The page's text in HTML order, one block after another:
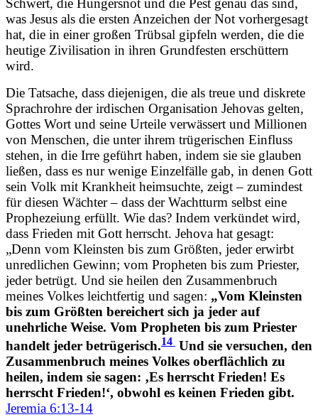
Schwert, die Hungersnot und die Pest genau das sind,
was Jesus als die ersten Anzeichen der Not vorhergesagt
hat, die in einer großen Trübsal gipfeln werden, die die
heutige Zivilisation in ihren Grundfesten erschüttern
wird.
Die Tatsache, dass diejenigen, die als treue und diskrete
Sprachrohre der irdischen Organisation Jehovas gelten,
Gottes Wort und seine Urteile verwässert und Millionen
von Menschen, die unter ihrem trügerischen Einfluss
stehen, in die Irre geführt haben, indem sie sie glauben
ließen, dass es nur wenige Einzelfälle gab, in denen Gott
sein Volk mit Krankheit heimsuchte, zeigt – zumindest
für diesen Wächter – dass der Wachtturm selbst eine
Prophezeiung erfüllt. Wie das? Indem verkündet wird,
dass Frieden mit Gott herrscht. Jehova hat gesagt:
„Denn vom Kleinsten bis zum Größten, jeder erwirbt
unredlichen Gewinn; vom Propheten bis zum Priester,
jeder betrügt. Und sie heilen den Zusammenbruch
meines Volkes leichtfertig und sagen: „Vom Kleinsten
bis zum Größten bereichert sich ja jeder auf
unehrliche Weise. Vom Propheten bis zum Priester
handelt jeder betrügerisch.14 Und sie versuchen, den
Zusammenbruch meines Volkes oberflächlich zu
heilen, indem sie sagen: ‚Es herrscht Frieden! Es
herrscht Frieden!‘, obwohl es keinen Frieden gibt.
Jeremia 6:13-14